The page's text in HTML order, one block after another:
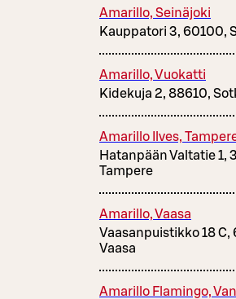
Amarillo, Seinäjoki
Kauppatori 3, 60100,
Amarillo, Vuokatti
Kidekuja 2, 88610,
Amarillo Ilves,
Hatanpään Valtatie 1,
Tampere
Amarillo, Vaasa
Vaasanpuistikko 18 C,
Vaasa
Amarillo Flamingo,